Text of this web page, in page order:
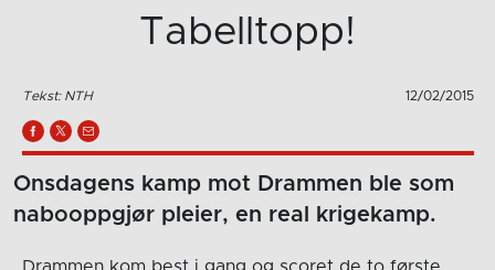
Tabelltopp!
Tekst: NTH 12/02/2015
Onsdagens kamp mot Drammen ble som
nabooppgjør pleier, en real krigekamp.
Drammen kom best i gang og scoret de to første